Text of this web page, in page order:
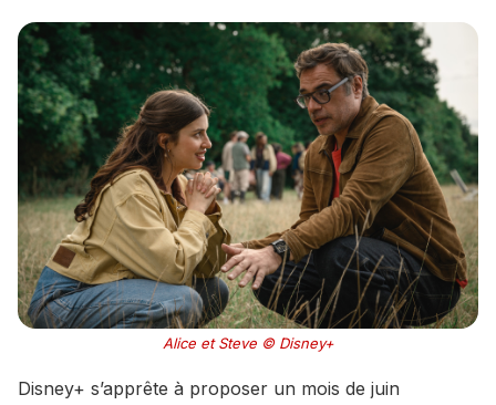
Alice et Steve © Disney+
Disney+ s’apprête à proposer un mois de juin